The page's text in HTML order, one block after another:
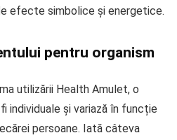
efecte simbolice și energetice.
pentru organism
utilizării Health Amulet, o
individuale și variază în funcție
persoane. Iată câteva